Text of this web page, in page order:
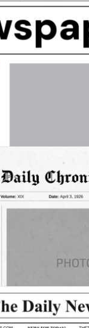
Daily Bugle